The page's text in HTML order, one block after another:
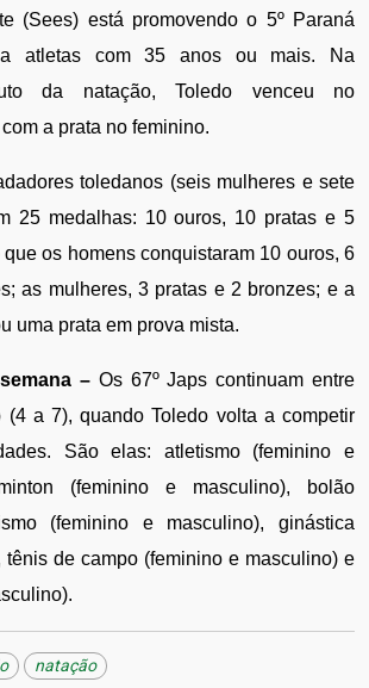
(Sees) está promovendo o 5º Paraná
a atletas com 35 anos ou mais. Na
da natação, Toledo venceu no
a prata no feminino.
toledanos (seis mulheres e sete
25 medalhas: 10 ouros, 10 pratas e 5
os homens conquistaram 10 ouros, 6
as mulheres, 3 pratas e 2 bronzes; e a
uma prata em prova mista.
– Os 67º Japs continuam entre
(4 a 7), quando Toledo volta a competir
São elas: atletismo (feminino e
(feminino e masculino), bolão
(feminino e masculino), ginástica
tênis de campo (feminino e masculino) e
natação